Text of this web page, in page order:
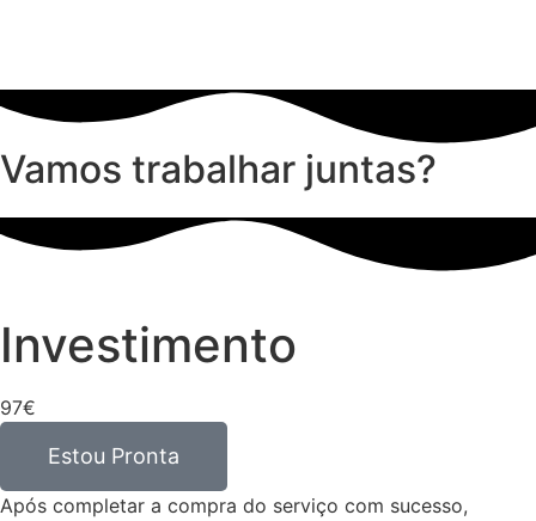
Vamos trabalhar juntas?
Investimento
97€
Estou Pronta
Após completar a compra do serviço com sucesso,